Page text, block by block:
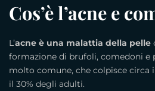
Cos’è l’acne e
L’acne è una malattia della pelle
formazione di brufoli, comedoni e
molto comune, che colpisce circa
il 30% degli adulti.